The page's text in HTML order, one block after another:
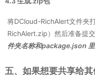
将DCloud-RichAlert文件夹
RichAlert.zip）然后准备提
件夹名称和package.json
五、如果想要共享给